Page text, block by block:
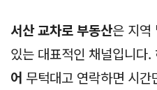
서산 교차로 부동산은 지역
있는 대표적인 채널입니다.
어 무턱대고 연락하면 시